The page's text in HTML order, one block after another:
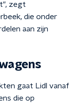
zegt
die onder
aan zijn
gaat Lidl vanaf
die op